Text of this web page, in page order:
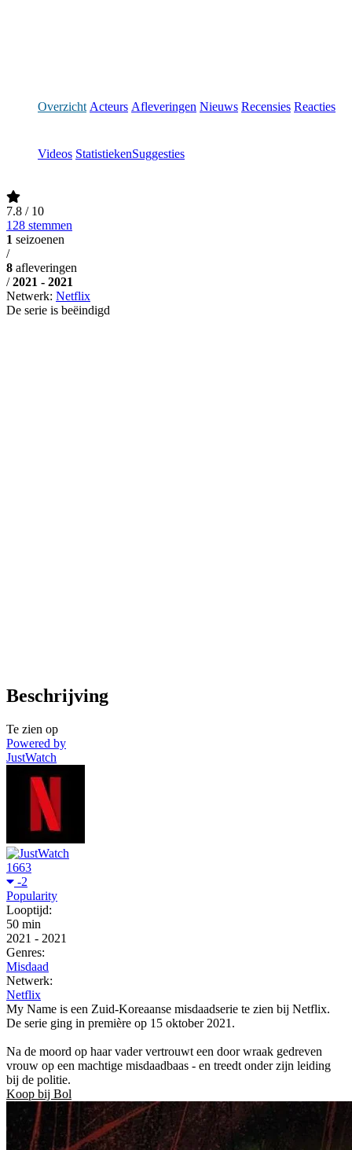
Overzicht Acteurs Afleveringen Nieuws Recensies Reacties
Videos StatistiekenSuggesties
7.8 / 10
128 stemmen
1 seizoenen
/
8 afleveringen
/ 2021 - 2021
Netwerk: Netflix
De serie is beëindigd
Beschrijving
Te zien op
Powered by
JustWatch
1663
-2
Popularity
Looptijd:
50 min
2021 - 2021
Genres:
Misdaad
Netwerk:
Netflix
My Name is een Zuid-Koreaanse misdaadserie te zien bij Netflix.
De serie ging in première op 15 oktober 2021.
Na de moord op haar vader vertrouwt een door wraak gedreven
vrouw op een machtige misdaadbaas - en treedt onder zijn leiding
bij de politie.
Koop bij Bol